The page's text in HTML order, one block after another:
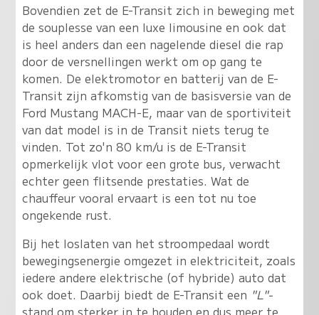
Bovendien zet de E-Transit zich in beweging met
de souplesse van een luxe limousine en ook dat
is heel anders dan een nagelende diesel die rap
door de versnellingen werkt om op gang te
komen. De elektromotor en batterij van de E-
Transit zijn afkomstig van de basisversie van de
Ford Mustang MACH-E, maar van de sportiviteit
van dat model is in de Transit niets terug te
vinden. Tot zo'n 80 km/u is de E-Transit
opmerkelijk vlot voor een grote bus, verwacht
echter geen flitsende prestaties. Wat de
chauffeur vooral ervaart is een tot nu toe
ongekende rust.
Bij het loslaten van het stroompedaal wordt
bewegingsenergie omgezet in elektriciteit, zoals
iedere andere elektrische (of hybride) auto dat
ook doet. Daarbij biedt de E-Transit een "L"-
stand om sterker in te houden en dus meer te